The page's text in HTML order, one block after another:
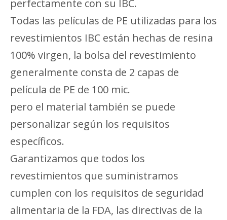
perfectamente con su IBC.
Todas las películas de PE utilizadas para los
revestimientos IBC están hechas de resina
100% virgen, la bolsa del revestimiento
generalmente consta de 2 capas de
película de PE de 100 mic.
pero el material también se puede
personalizar según los requisitos
específicos.
Garantizamos que todos los
revestimientos que suministramos
cumplen con los requisitos de seguridad
alimentaria de la FDA, las directivas de la